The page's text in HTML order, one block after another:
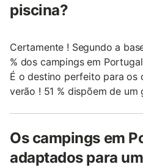
piscina?
Certamente ! Segundo a
% dos campings em
É o destino perfeito para os
verão ! 51 % dispõem de um
Os campings em
adaptados para